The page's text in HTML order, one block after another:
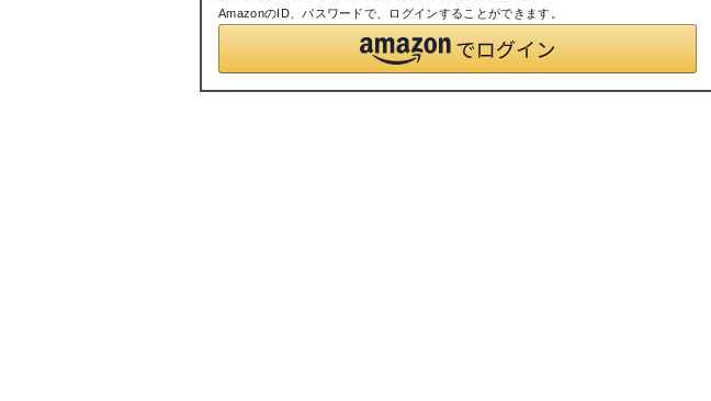
AmazonのID、パスワードで、ログインすることができます。